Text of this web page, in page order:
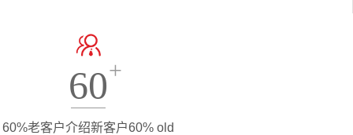
60+
60%老客户介绍新客户60% old